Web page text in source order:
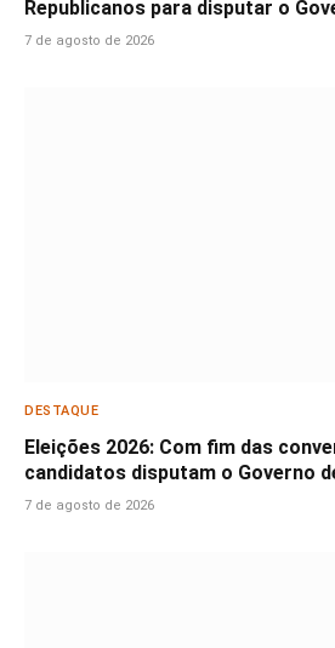
Republicanos para disputar o
7 de agosto de 2026
DESTAQUE
Eleições 2026: Com fim das
candidatos disputam o Governo
7 de agosto de 2026